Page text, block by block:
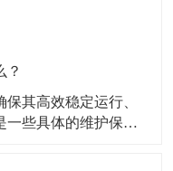
？
其高效稳定运行、
一些具体的维护保养